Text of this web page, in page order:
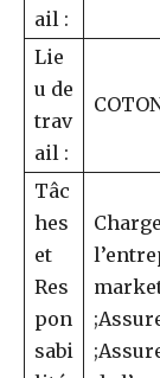
ail :
Lie
u de
trav
ail :
Tâc
hes
et
Res
pon
sabi